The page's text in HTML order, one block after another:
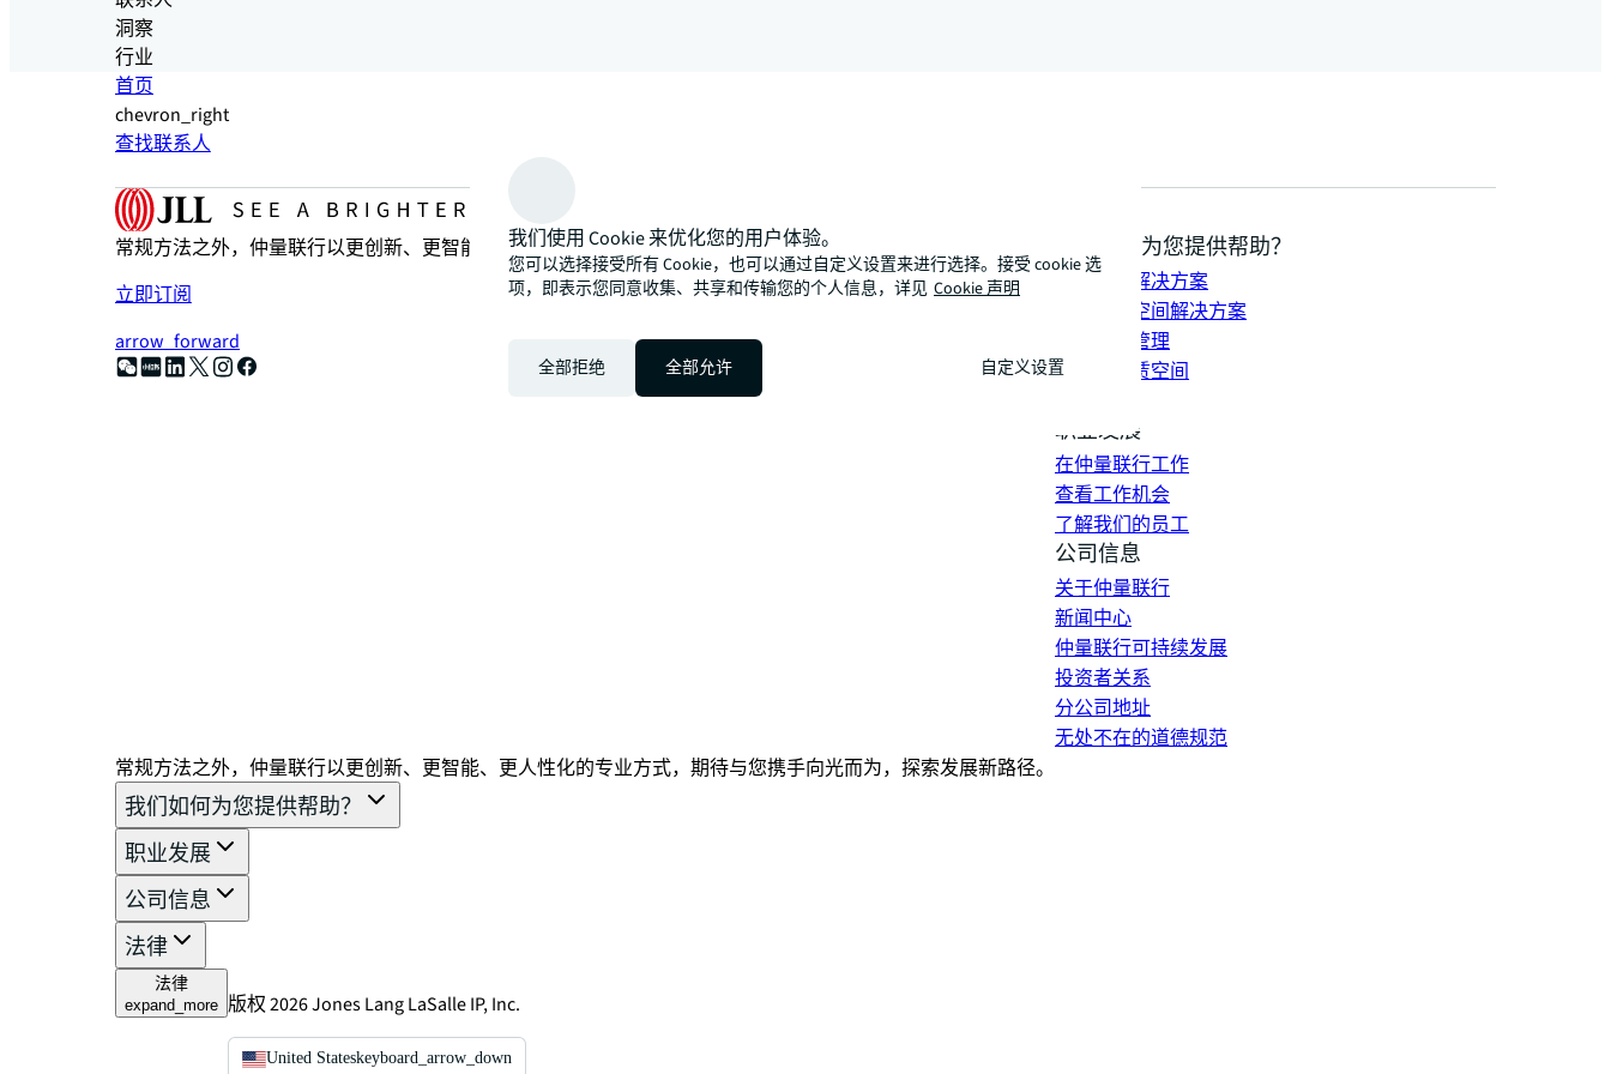
洞察
行业
首页
chevron_right
查找联系人
常规方法之外，仲量联行以更创新、更智能、更人性化的专业方式，期待与您携手向光而为，探索发展新路径。
立即订阅
arrow_forward
我们如何为您提供帮助？
可持发展解决方案
混合办公空间解决方案
投资组合管理
查找并租赁空间
职业发展
在仲量联行工作
查看工作机会
了解我们的员工
公司信息
关于仲量联行
新闻中心
仲量联行可持续发展
投资者关系
分公司地址
无处不在的道德规范
常规方法之外，仲量联行以更创新、更智能、更人性化的专业方式，期待与您携手向光而为，探索发展新路径。
我们如何为您提供帮助？
职业发展
公司信息
法律
法律
expand_more 版权 2026 Jones Lang LaSalle IP, Inc.
United Stateskeyboard_arrow_down
我们使用 Cookie 来优化您的用户体验。
您可以选择接受所有 Cookie，也可以通过自定义设置来进行选择。接受 cookie 选
项，即表示您同意收集、共享和传输您的个人信息，详见 Cookie 声明
全部拒绝 全部允许 自定义设置